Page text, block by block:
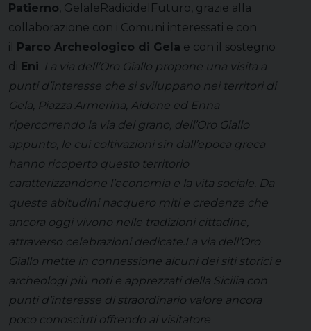
Patierno GelaleRadicidelFuturo , grazie alla
collaborazione con i Comuni interessati e con
il Parco Archeologico di Gela e con il sostegno
di Eni La via dell’Oro Giallo propone una visita a
punti d’interesse che si sviluppano nei territori di
Gela, Piazza Armerina, Aidone ed Enna
ripercorrendo la via del grano, dell’Oro Giallo
appunto, le cui coltivazioni sin dall’epoca greca
hanno ricoperto questo territorio
caratterizzandone l’economia e la vita sociale. Da
queste abitudini nacquero miti e credenze che
ancora oggi vivono nelle tradizioni cittadine,
attraverso celebrazioni dedicate.La via dell’Oro
Giallo mette in connessione alcuni dei siti storici e
archeologi più noti e apprezzati della Sicilia con
punti d’interesse di straordinario valore ancora
poco conosciuti offrendo al visitatore